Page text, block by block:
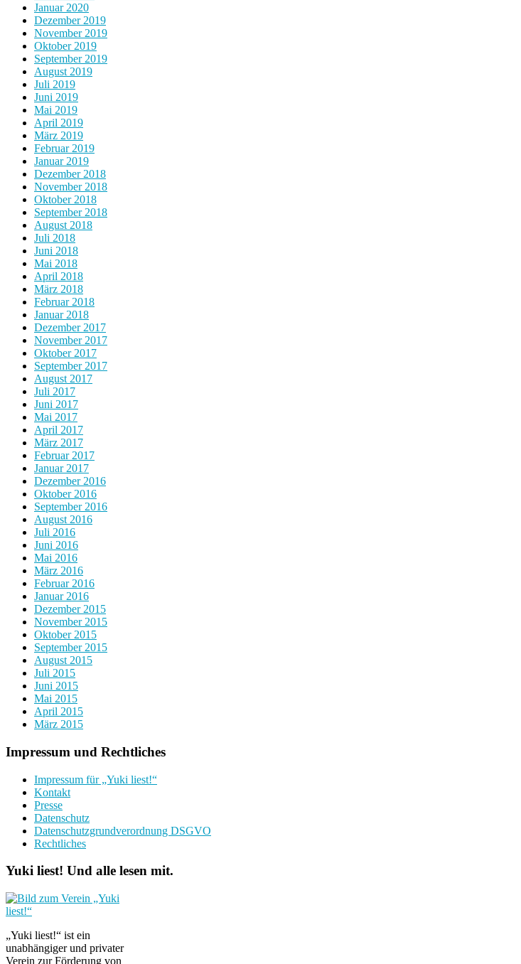
Januar 2020
Dezember 2019
November 2019
Oktober 2019
September 2019
August 2019
Juli 2019
Juni 2019
Mai 2019
April 2019
März 2019
Februar 2019
Januar 2019
Dezember 2018
November 2018
Oktober 2018
September 2018
August 2018
Juli 2018
Juni 2018
Mai 2018
April 2018
März 2018
Februar 2018
Januar 2018
Dezember 2017
November 2017
Oktober 2017
September 2017
August 2017
Juli 2017
Juni 2017
Mai 2017
April 2017
März 2017
Februar 2017
Januar 2017
Dezember 2016
Oktober 2016
September 2016
August 2016
Juli 2016
Juni 2016
Mai 2016
März 2016
Februar 2016
Januar 2016
Dezember 2015
November 2015
Oktober 2015
September 2015
August 2015
Juli 2015
Juni 2015
Mai 2015
April 2015
März 2015
Impressum und Rechtliches
Impressum für „Yuki liest!“
Kontakt
Presse
Datenschutz
Datenschutzgrundverordnung DSGVO
Rechtliches
Yuki liest! Und alle lesen mit.
„Yuki liest!“ ist ein
unabhängiger und privater
Verein zur Förderung von